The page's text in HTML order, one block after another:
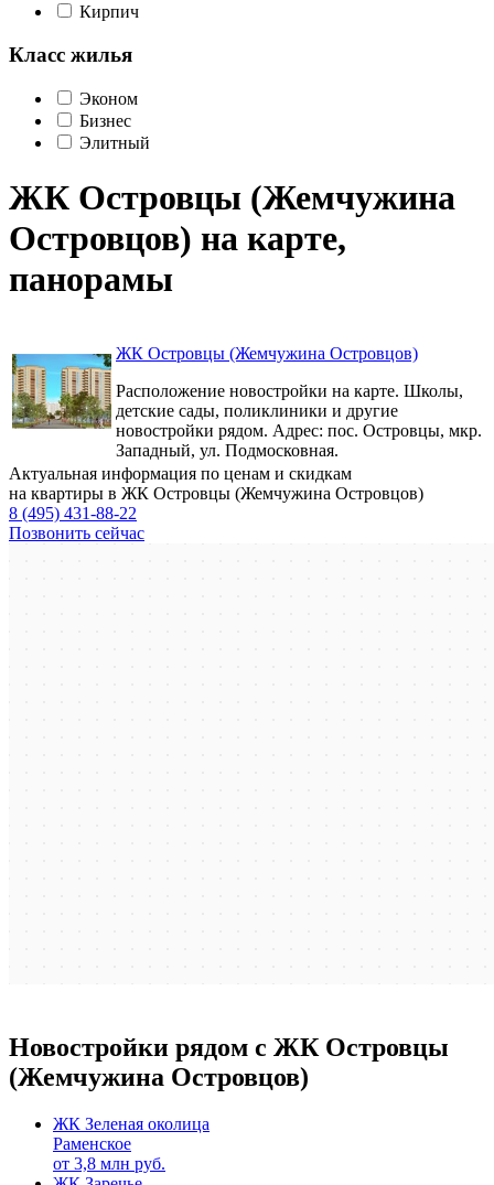
Кирпич
Класс жилья
Эконом
Бизнес
Элитный
ЖК Островцы (Жемчужина
Островцов) на карте,
панорамы
ЖК Островцы (Жемчужина Островцов)
Расположение новостройки на карте. Школы,
детские сады, поликлиники и другие
новостройки рядом. Адрес: пос. Островцы, мкр.
Западный, ул. Подмосковная.
Актуальная информация по ценам и скидкам
на квартиры в ЖК Островцы (Жемчужина Островцов)
8 (495) 431-88-22
Позвонить сейчас
Новостройки рядом с ЖК Островцы
(Жемчужина Островцов)
ЖК Зеленая околица
Раменское
от 3,8 млн руб.